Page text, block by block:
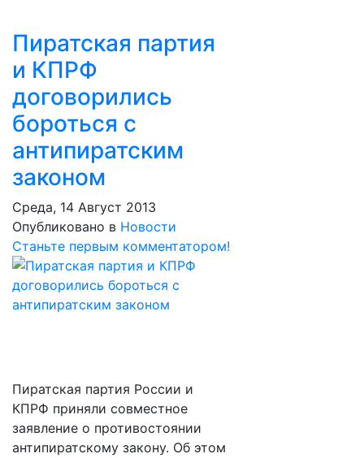
Пиратская партия
и КПРФ
договорились
бороться с
антипиратским
законом
Среда, 14 Август 2013
Опубликовано в Новости
Станьте первым комментатором!
Пиратская партия России и
КПРФ приняли совместное
заявление о противостоянии
антипиратскому закону. Об этом